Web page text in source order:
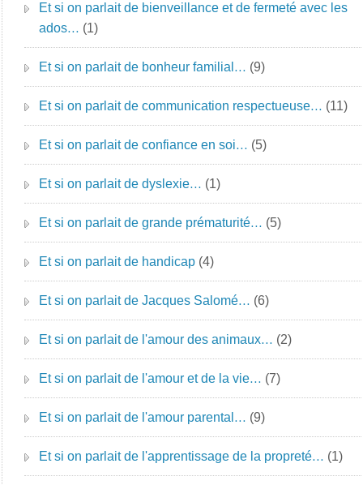
Et si on parlait de bienveillance et de fermeté avec les
ados… (1)
Et si on parlait de bonheur familial… (9)
Et si on parlait de communication respectueuse… (11)
Et si on parlait de confiance en soi… (5)
Et si on parlait de dyslexie… (1)
Et si on parlait de grande prématurité… (5)
Et si on parlait de handicap (4)
Et si on parlait de Jacques Salomé… (6)
Et si on parlait de l'amour des animaux… (2)
Et si on parlait de l'amour et de la vie… (7)
Et si on parlait de l'amour parental… (9)
Et si on parlait de l'apprentissage de la propreté… (1)